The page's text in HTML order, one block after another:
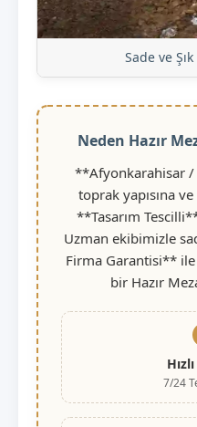
Sade ve
Neden Hazır
**Afyonkarahisar
toprak yapısına
**Tasarım
Uzman ekibimizle
Firma Garantisi**
bir Hazır
7/24